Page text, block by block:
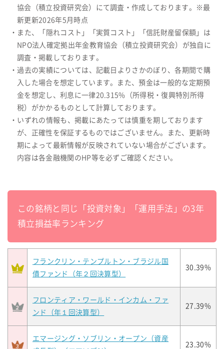
協会（積立投資研究会）にて調査・作成しております。※最
新更新2026年5月時点
・また、「隠れコスト」「実質コスト」「信託財産留保額」は
NPO法人確定拠出年金教育協会（積立投資研究会）が独自に
調査・掲載しております。
・過去の実績については、記載日よりさかのぼり、各期間で購
入した場合を想定しています。また、預金は一般的な定期預
金を想定し、利息に一律20.315%（所得税・復興特別所得
税）がかかるものとして計算しております。
・いずれの情報も、掲載にあたっては慎重を期しております
が、正確性を保証するものではございません。また、更新時
期によって最新情報が反映されていない場合がございます。
内容は各金融機関のHP等を必ずご確認ください。
この銘柄と同じ「投資対象」「運用手法」の3年
積立損益率ランキング
フランクリン・テンプルトン・ブラジル国
債ファンド（年２回決算型）
30.39%
フロンティア・ワールド・インカム・ファ
ンド（年１回決算型）
27.39%
エマージング・ソブリン・オープン（資産
23.30%